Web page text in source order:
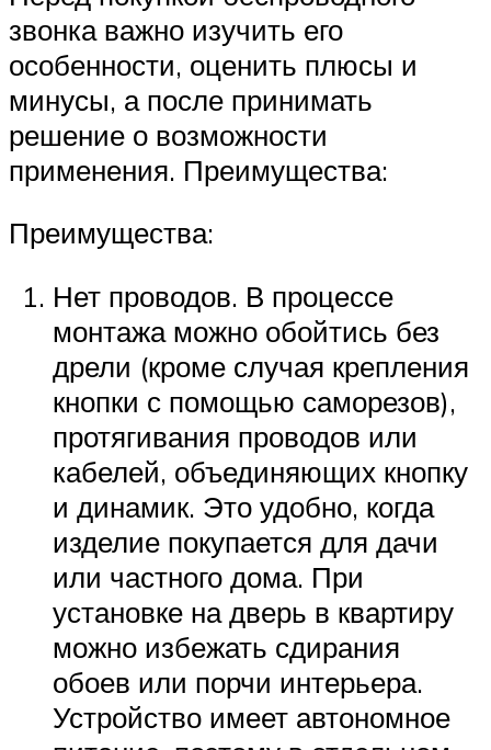
звонка важно изучить его
особенности, оценить плюсы и
минусы, а после принимать
решение о возможности
применения. Преимущества:
Преимущества:
Нет проводов. В процессе
монтажа можно обойтись без
дрели (кроме случая крепления
кнопки с помощью саморезов),
протягивания проводов или
кабелей, объединяющих кнопку
и динамик. Это удобно, когда
изделие покупается для дачи
или частного дома. При
установке на дверь в квартиру
можно избежать сдирания
обоев или порчи интерьера.
Устройство имеет автономное